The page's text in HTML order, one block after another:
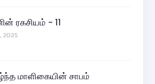
ரகசியம் - 11
2025
மாளிகையின் சாபம்